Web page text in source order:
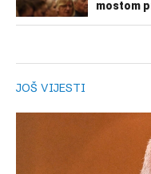
JOŠ VIJESTI